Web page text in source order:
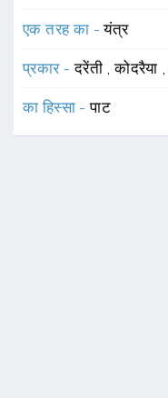
एक तरह का -यंत्र
प्रकार -दरेंती ,कोदरैया
का हिस्सा -पाट